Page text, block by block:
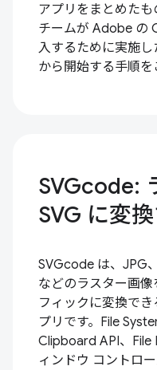
アプリをまとめた
チームが Adobe の
入するために実施
から開始する手順を
SVGcode:
SVG に変
SVGcode は、JPG
などのラスター画像
フィックに変換で
プリです。File
Clipboard API、File
ィンドウ コントロ